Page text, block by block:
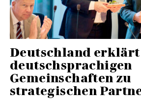
Deutschland erklärt
deutschsprachigen
Gemeinschaften zu
strategischen